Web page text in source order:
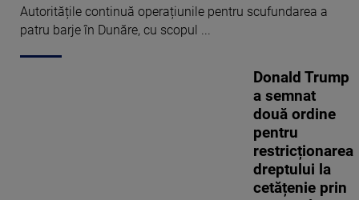
Autoritățile continuă operațiunile pentru scufundarea a
patru barje în Dunăre, cu scopul ...
Donald Trump
a semnat
două ordine
pentru
restricționarea
dreptului la
cetățenie prin